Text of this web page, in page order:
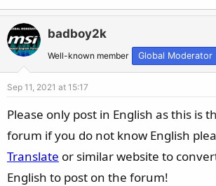
badboy2k
Well-known member Global Moderator
Sep 11, 2021 at 15:17
Please only post in English as this is
forum if you do not know English
Translate or similar website to
English to post on the forum!